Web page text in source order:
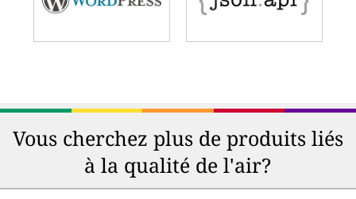
Vous cherchez plus de produits liés
à la qualité de l'air?